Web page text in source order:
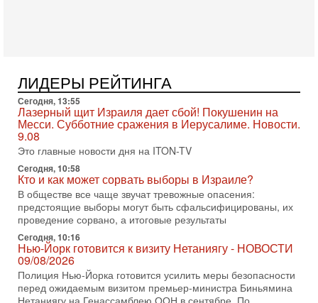
В этом выпуске мы разбираем одну из самых тревожных
тем израильской политики. Известно, что израильская
Служба общей безопасности (ШАБАК) создала
3-08-2026, 08:32
Трамп и Иран: последний шанс - НОВОСТИ
03/08/2026
Президент США Дональд Трамп объявил о возобновлении
переговоров с Ираном, но Тегеран пока не подтвердил
готовность к диалогу. По словам американского
2-08-2026, 08:42
Трамп отменил удар по Ирану - НОВОСТИ
02/08/2026
Президент США Дональд Трамп сегодня заявил об отмене
подготовленного удара по Ирану после обращений
Тегерана и других стран региона. По его словам,
1-08-2026, 17:50
ЛИДЕРЫ РЕЙТИНГА
Сегодня, 13:55
Лазерный щит Израиля дает сбой! Покушенин на
Месси. Субботние сражения в Иерусалиме. Новости.
9.08
Это главные новости дня на ITON-TV
Сегодня, 10:58
Кто и как может сорвать выборы в Израиле?
В обществе все чаще звучат тревожные опасения:
предстоящие выборы могут быть сфальсифицированы, их
проведение сорвано, а итоговые результаты
Сегодня, 10:16
Нью-Йорк готовится к визиту Нетаниягу - НОВОСТИ
09/08/2026
Полиция Нью-Йорка готовится усилить меры безопасности
перед ожидаемым визитом премьер-министра Биньямина
Нетаниягу на Генассамблею ООН в сентябре. По